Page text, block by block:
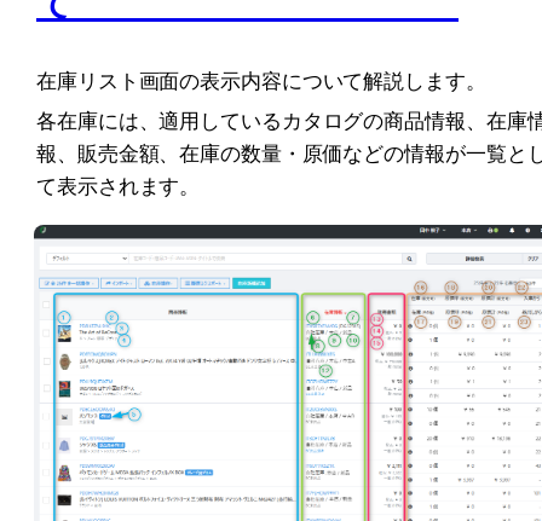
在庫リスト画面の表示内容について解説します。
各在庫には、適用しているカタログの商品情報、在庫
報、販売金額、在庫の数量・原価などの情報が一覧と
て表示されます。